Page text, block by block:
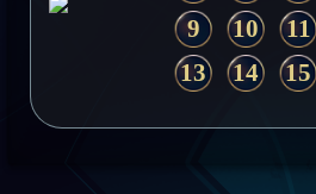
9
10 11
13
14 15